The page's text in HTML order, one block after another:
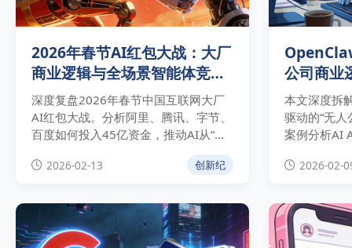
2026年春节AI红包大战：大厂
商业逻辑与全场景智能体竞争
深度分析
深度复盘2026年春节中国互联网大厂
AI红包大战。分析阿里、腾讯、字节、
百度如何投入45亿资金，推动AI从“生
成式”向“代理式（Agentic）”范式转
移，并预测2026年全年AI竞争的三大
2026-02-13 创新纪
公司商业
本文深度拆
驱动的“无
案例分析AI
险与法律挑
2026-02-